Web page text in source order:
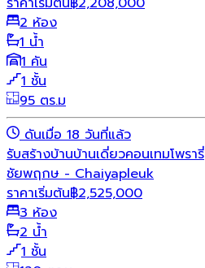
2 ห้อง
1 น้ำ
1 คัน
1 ชั้น
95 ตร.ม
ดันเมื่อ 18 วันที่แล้ว
รับสร้างบ้านบ้านเดี่ยวคอนเทมโพรารี่
ชัยพฤกษ - Chaiyapleuk
ราคาเริ่มต้น฿2,525,000
3 ห้อง
2 น้ำ
1 ชั้น